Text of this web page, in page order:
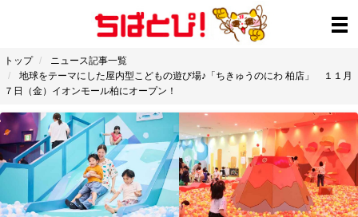
トップ
ニュース記事一覧
地球をテーマにした屋内型こどもの遊び場♪「ちきゅうのにわ 柏店」 １１月
７日（金）イオンモール柏にオープン！